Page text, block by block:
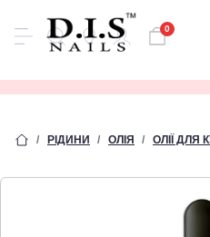
0
РІДИНИ ОЛІЯ ОЛІЇ ДЛЯ